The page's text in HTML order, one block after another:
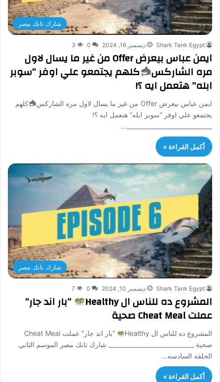
شارك تانك مصر
Shark Tank Egypt ديسمبر 16, 2024 0
3
ايمن عباس بيعرض Offer من غير ما يسال لاول
مره الشاركس كلهم يجتمعو علي اوفر “سوبر
ابله” هتعمل ايه ؟!
ايمن عباس بيعرض Offer من غير ما يسال لاول مره الشاركس
كلهم
يجتمعو علي اوفر “سوبر ابله” هتعمل ايه ؟!
_____________________________…
أكمل القراءة »
شارك تانك مصر
Shark Tank Egypt ديسمبر 10, 2024 0
7
المشروع ده للناس ال Healthy “بار اند جار”
عملت Cheat Meal صحية
المشروع ده للناس ال Healthy
“بار اند جار” عملت Cheat Meal
صحية _____________________________ شارك تانك مصر الموسم الثاني
الحلقه السادسه…
أكمل القراءة »